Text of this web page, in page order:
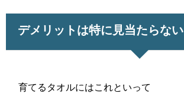
デメリットは特に見当たらない
育てるタオルにはこれといって